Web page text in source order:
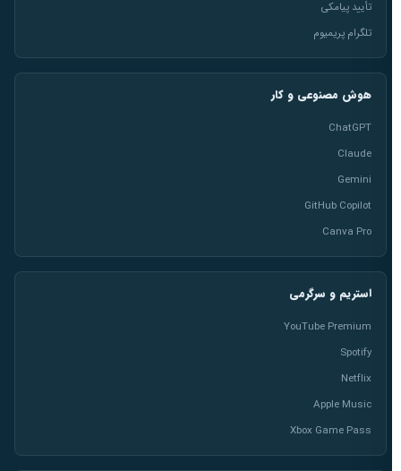
تأیید پیامکی
تلگرام پریمیوم
هوش مصنوعی و کار
ChatGPT
Claude
Gemini
GitHub Copilot
Canva Pro
استریم و سرگرمی
YouTube Premium
Spotify
Netflix
Apple Music
Xbox Game Pass